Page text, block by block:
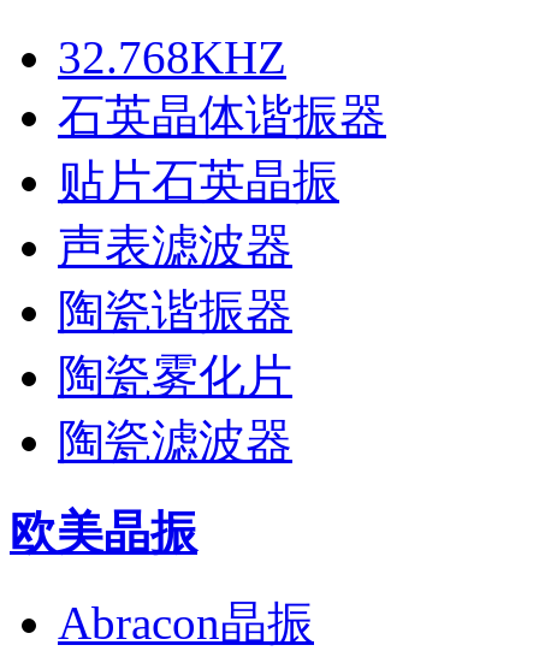
32.768KHZ
石英晶体谐振器
贴片石英晶振
声表滤波器
陶瓷谐振器
陶瓷雾化片
陶瓷滤波器
欧美晶振
Abracon晶振